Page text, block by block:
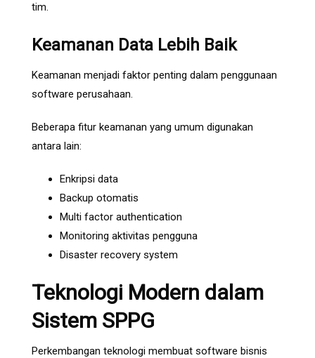
tim.
Keamanan Data Lebih Baik
Keamanan menjadi faktor penting dalam penggunaan
software perusahaan.
Beberapa fitur keamanan yang umum digunakan
antara lain:
Enkripsi data
Backup otomatis
Multi factor authentication
Monitoring aktivitas pengguna
Disaster recovery system
Teknologi Modern dalam
Sistem SPPG
Perkembangan teknologi membuat software bisnis